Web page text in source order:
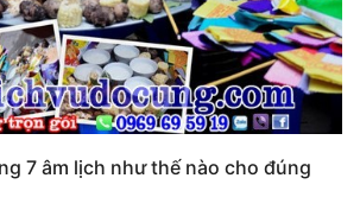
7 âm lịch như thế nào cho đúng